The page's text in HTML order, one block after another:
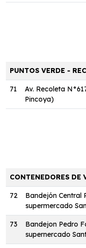
PUNTOS VERDE -
71
Av. Recoleta
Pincoya)
CONTENEDORES
72
Bandejón Central
supermercado
73
Bandejon Pedro
supernercado